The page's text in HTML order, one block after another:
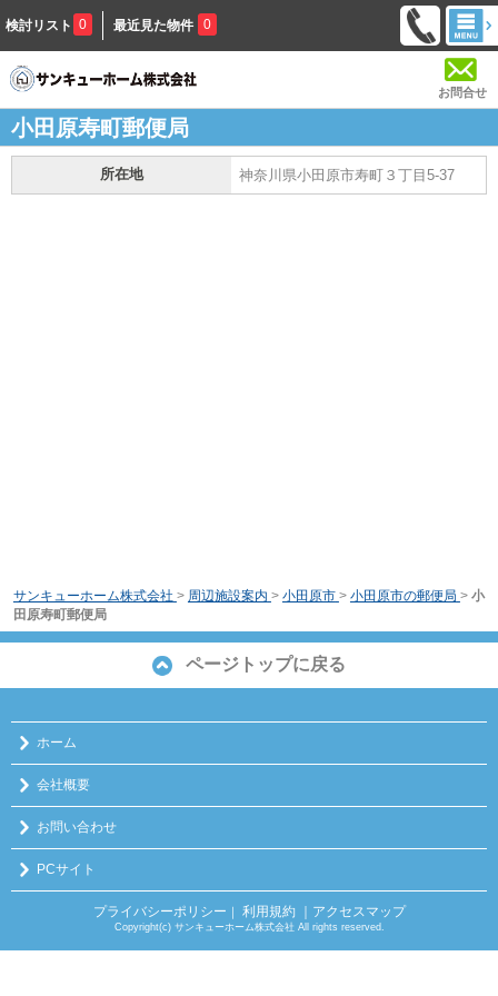
検討リスト 0 最近見た物件 0
お問合せ
小田原寿町郵便局
所在地 神奈川県小田原市寿町３丁目5-37
サンキューホーム株式会社 > 周辺施設案内 > 小田原市 > 小田原市の郵便局 > 小
田原寿町郵便局
ページトップに戻る
ホーム
会社概要
お問い合わせ
PCサイト
プライバシーポリシー ｜ 利用規約 ｜アクセスマップ
Copyright(c) サンキューホーム株式会社 All rights reserved.